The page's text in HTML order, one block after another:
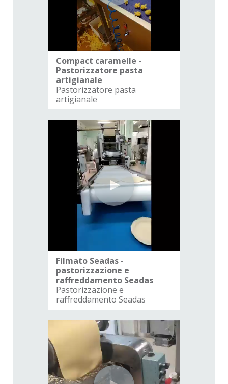
Compact caramelle -
Pastorizzatore pasta
artigianale
Pastorizzatore pasta
artigianale
Filmato Seadas -
pastorizzazione e
raffreddamento Seadas
Pastorizzazione e
raffreddamento Seadas